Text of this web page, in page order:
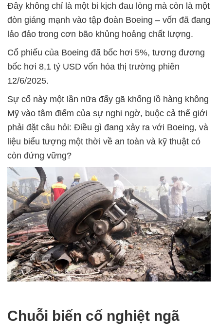
Đây không chỉ là một bi kịch đau lòng mà còn là một
đòn giáng mạnh vào tập đoàn Boeing – vốn đã đang
lảo đảo trong cơn bão khủng hoảng chất lượng.
Cổ phiếu của Boeing đã bốc hơi 5%, tương đương
bốc hơi 8,1 tỷ USD vốn hóa thị trường phiên
12/6/2025.
Sự cố này một lần nữa đẩy gã khổng lồ hàng không
Mỹ vào tâm điểm của sự nghi ngờ, buộc cả thế giới
phải đặt câu hỏi: Điều gì đang xảy ra với Boeing, và
liệu biểu tượng một thời về an toàn và kỹ thuật có
còn đứng vững?
Chuỗi biến cố nghiệt ngã